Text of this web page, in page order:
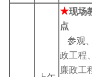
★现场
点
参观
政工程
廉政工